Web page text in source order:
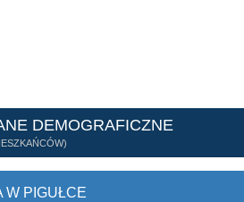
DEMOGRAFICZNE
W PIGUŁCE